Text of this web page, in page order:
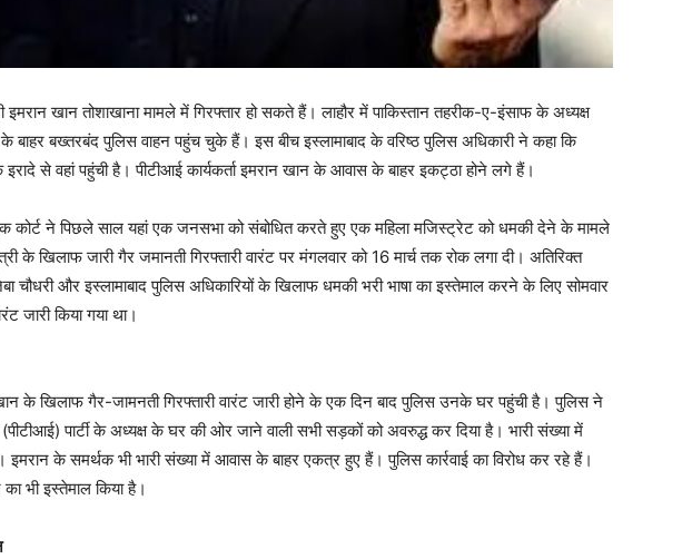
इमरान खान तोशाखाना मामले में गिरफ्तार हो सकते हैं। लाहौर में पाकिस्तान तहरीक-ए-इंसाफ के अध्यक्ष
बाहर बख्तरबंद पुलिस वाहन पहुंच चुके हैं। इस बीच इस्लामाबाद के वरिष्ठ पुलिस अधिकारी ने कहा कि
से वहां पहुंची है। पीटीआई कार्यकर्ता इमरान खान के आवास के बाहर इकट्ठा होने लगे हैं।
कोर्ट ने पिछले साल यहां एक जनसभा को संबोधित करते हुए एक महिला मजिस्ट्रेट को धमकी देने के मामले
के खिलाफ जारी गैर जमानती गिरफ्तारी वारंट पर मंगलवार को 16 मार्च तक रोक लगा दी। अतिरिक्त
चौधरी और इस्लामाबाद पुलिस अधिकारियों के खिलाफ धमकी भरी भाषा का इस्तेमाल करने के लिए सोमवार
जारी किया गया था।
के खिलाफ गैर-जामनती गिरफ्तारी वारंट जारी होने के एक दिन बाद पुलिस उनके घर पहुंची है। पुलिस ने
पार्टी के अध्यक्ष के घर की ओर जाने वाली सभी सड़कों को अवरुद्ध कर दिया है। भारी संख्या में
इमरान के समर्थक भी भारी संख्या में आवास के बाहर एकत्र हुए हैं। पुलिस कार्रवाई का विरोध कर रहे हैं।
भी इस्तेमाल किया है।